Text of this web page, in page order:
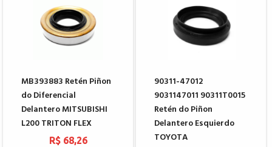
MB393883 Retén Piñon
do Diferencial
Delantero MITSUBISHI
L200 TRITON FLEX
R$ 68,26
90311-47012
9031147011 90311T0015
Retén do Piñon
Delantero Esquierdo
TOYOTA